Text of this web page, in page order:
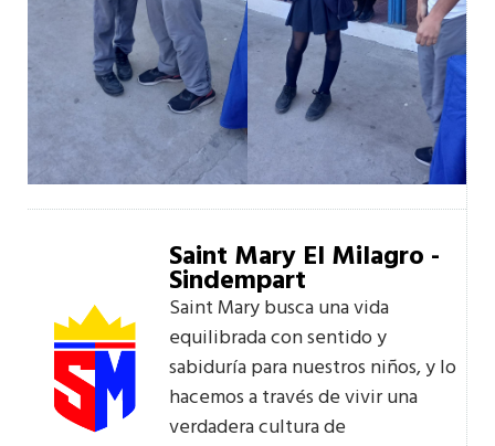
Saint Mary El Milagro -
Sindempart
Saint Mary busca una vida
equilibrada con sentido y
sabiduría para nuestros niños, y lo
hacemos a través de vivir una
verdadera cultura de